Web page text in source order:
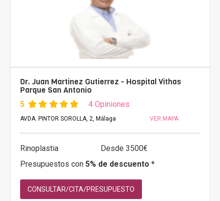
Dr. Juan Martinez Gutierrez - Hospital Vithas
Parque San Antonio
5 4 Opiniones
AVDA. PINTOR SOROLLA, 2, Málaga VER MAPA
Rinoplastia
Desde 3500€
Presupuestos con 5% de descuento *
CONSULTAR/CITA/PRESUPUESTO